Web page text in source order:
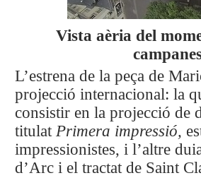
Vista aèria del
L’estrena de la peça de
projecció internacional: la
consistir en la projecció de
titulat Primera impressió,
impressionistes, i l’altre
d’Arc i el tractat de Saint